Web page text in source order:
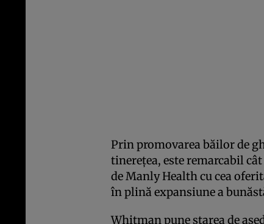
Prin promovarea băilor de
tinerețea, este remarcabil
de Manly Health cu cea
în plină expansiune a
Whitman pune starea de